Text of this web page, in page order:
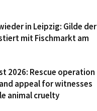
in Leipzig: Gilde der
mit Fischmarkt am
2026: Rescue operation
appeal for witnesses
animal cruelty